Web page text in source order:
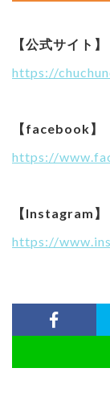
【公式サイト】
https://
【facebook】
https://
【Instagram】
https://